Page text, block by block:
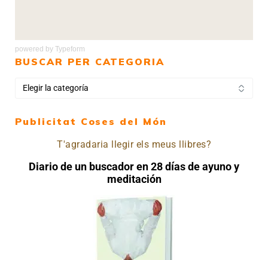
powered by Typeform
BUSCAR PER CATEGORIA
Publicitat Coses del Món
T'agradaria llegir els meus llibres?
Diario de un buscador en 28 días de ayuno y
meditación